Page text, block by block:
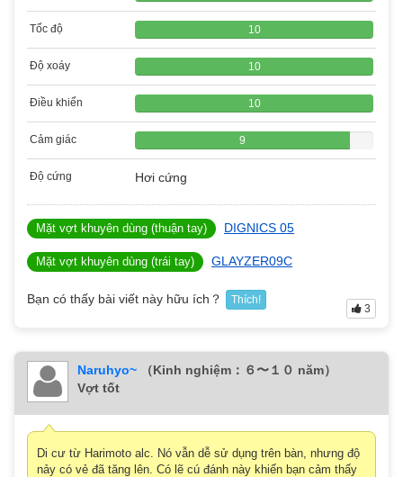
Tốc độ 10
Độ xoáy 10
Điều khiển 10
Cảm giác 9
Độ cứng Hơi cứng
Mặt vợt khuyên dùng (thuận tay) DIGNICS 05
Mặt vợt khuyên dùng (trái tay) GLAYZER09C
Bạn có thấy bài viết này hữu ích？ Thích!
3
Naruhyo~
（Kinh nghiệm：６〜１０ năm）
Vợt tốt
Di cư từ Harimoto alc. Nó vẫn dễ sử dụng trên bàn, nhưng độ
nảy có vẻ đã tăng lên. Có lẽ cú đánh này khiến bạn cảm thấy